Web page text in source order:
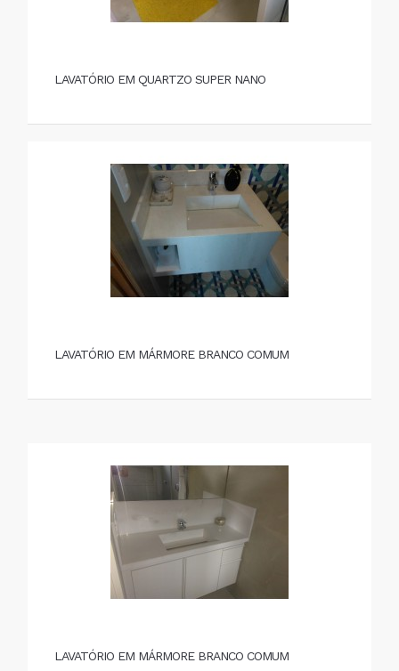
LAVATÓRIO EM QUARTZO SUPER NANO
LAVATÓRIO EM MÁRMORE BRANCO COMUM
LAVATÓRIO EM MÁRMORE BRANCO COMUM